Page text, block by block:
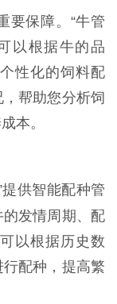
要保障。“牛管
以根据牛的品
性化的饲料配
帮助您分析饲
本。
供智能配种管
发情周期、配
以根据历史数
配种，提高繁